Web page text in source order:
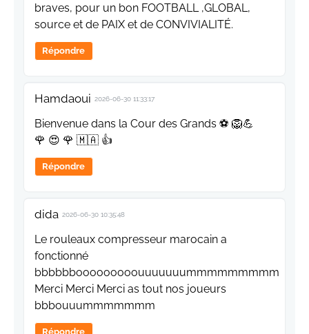
braves, pour un bon FOOTBALL ,GLOBAL,
source et de PAIX et de CONVIVIALITÉ.
Répondre
Hamdaoui 2026-06-30 11:33:17
Bienvenue dans la Cour des Grands ⚽ 🦁💪
🌹 😍 🌹 🇲🇦 👍
Répondre
dida 2026-06-30 10:35:48
Le rouleaux compresseur marocain a
fonctionné
bbbbbbooooooooouuuuuuummmmmmmmm
Merci Merci Merci as tout nos joueurs
bbbouuummmmmmm
Répondre